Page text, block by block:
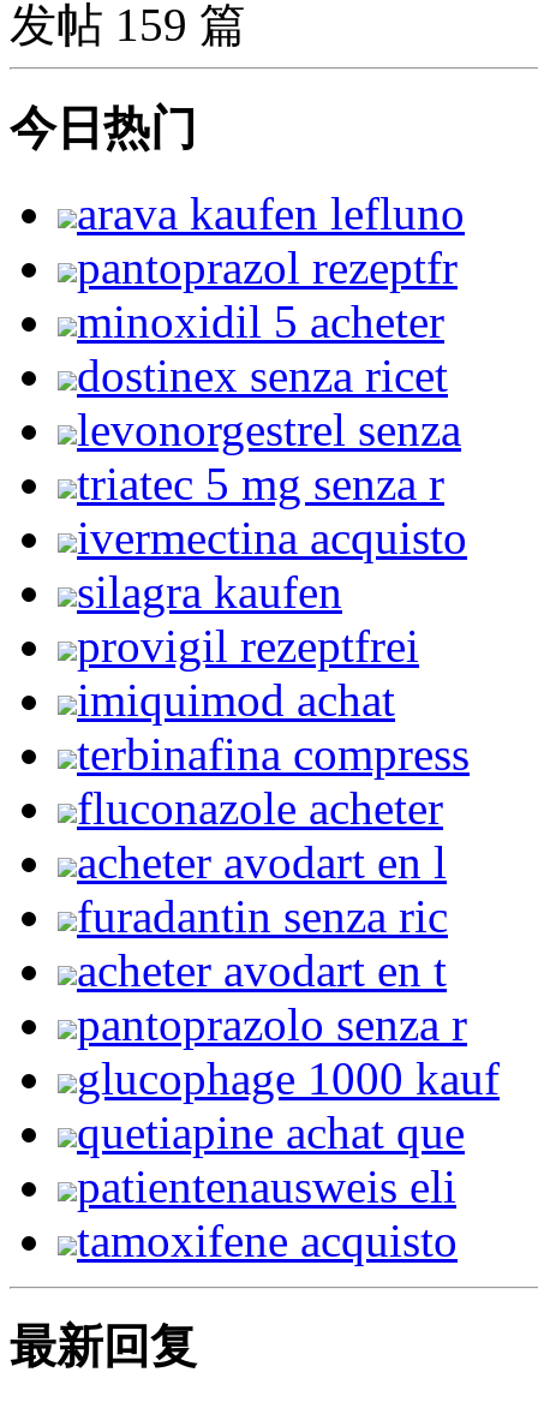
发帖 159 篇
今日热门
arava kaufen lefluno
pantoprazol rezeptfr
minoxidil 5 acheter
dostinex senza ricet
levonorgestrel senza
triatec 5 mg senza r
ivermectina acquisto
silagra kaufen
provigil rezeptfrei
imiquimod achat
terbinafina compress
fluconazole acheter
acheter avodart en l
furadantin senza ric
acheter avodart en t
pantoprazolo senza r
glucophage 1000 kauf
quetiapine achat que
patientenausweis eli
tamoxifene acquisto
最新回复